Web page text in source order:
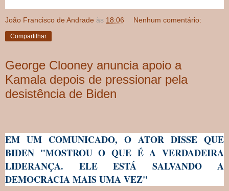
João Francisco de Andrade às 18:06 Nenhum comentário:
Compartilhar
George Clooney anuncia apoio a
Kamala depois de pressionar pela
desistência de Biden
EM UM COMUNICADO, O ATOR DISSE QUE
BIDEN "MOSTROU O QUE É A VERDADEIRA
LIDERANÇA. ELE ESTÁ SALVANDO A
DEMOCRACIA MAIS UMA VEZ"